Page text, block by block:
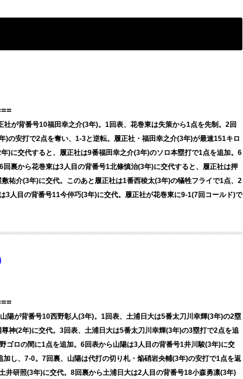
が背番号10福田幸之介(3年)。1回表、花巻東は失策から1点を先制。2回
の安打で2点を奪い、1-3と逆転。履正社・福田幸之介(3年)が最速151キロ
)に交代すると、履正社は9番福田幸之介(3年)のソロ本塁打で1点を追加。6
裏から花巻東は3人目の背番号1北條慎治(3年)に交代すると、履正社は押
祐介(3年)に交代。このあと履正社は1番西稜太(3年)の犠牲フライで1点、2
3人目の背番号11今仲巧(3年)に交代。履正社が花巻東に9-1(7回コールド)で
陽が背番号10西野彰人(3年)。1回表、土浦日大は5番太刀川幸輝(3年)の2塁
神(2年)に交代。3回表、土浦日大は5番太刀川幸輝(3年)の3塁打で2点を追
ゴロの間に1点を追加。6回表から山陽は3人目の背番号1井川駿(3年)に交
し、7-0。7回裏、山陽は代打の切り札・焔硝岩央輔(3年)の安打で1点を返
井研照(3年)に交代。8回裏から土浦日大は2人目の背番号18小森勇凛(3年)